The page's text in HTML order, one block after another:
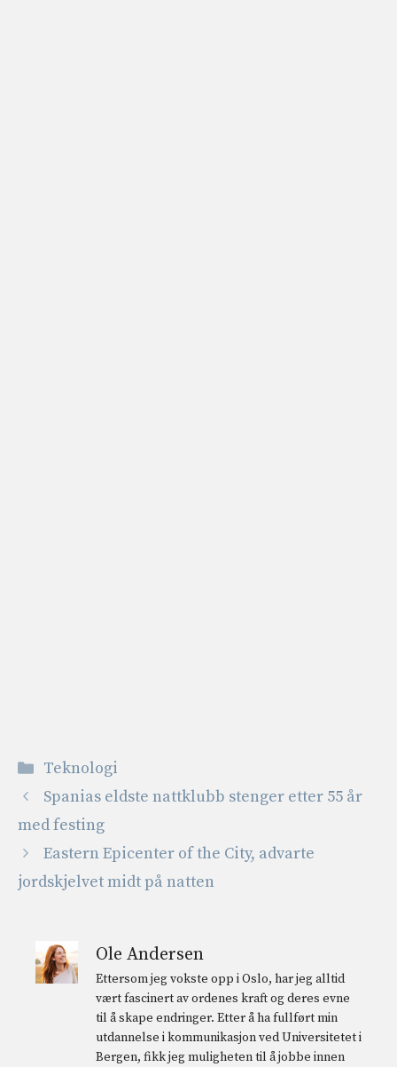
Kategorier
Teknologi
Spanias eldste nattklubb stenger etter 55 år
med festing
Eastern Epicenter of the City, advarte
jordskjelvet midt på natten
Ole Andersen
Ettersom jeg vokste opp i Oslo, har jeg alltid
vært fascinert av ordenes kraft og deres evne
til å skape endringer. Etter å ha fullført min
utdannelse i kommunikasjon ved Universitetet i
Bergen, fikk jeg muligheten til å jobbe innen